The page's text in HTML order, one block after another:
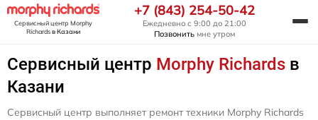
Сервисный центр Morphy
Richardsв Казани
+7 (843) 254-50-42
Ежедневно с 9:00 до 21:00
Позвонить мне утром
Сервисный центр Morphy Richards в
Казани
Сервисный центр выполняет ремонт техники Morphy Richards